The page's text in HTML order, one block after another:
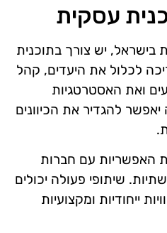
עסקית
בישראל, יש צורך בתוכנית
לכלול את היעדים, קהל
ואת האסטרטגיות
יאפשר להגדיר את הכיוונים
האפשריות עם חברות
שיתופי פעולה יכולים
ייחודיות ומקצועיות